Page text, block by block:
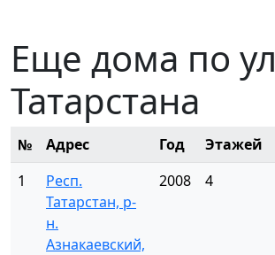
Еще дома по ул
Татарстана
№ Адрес Год Этажей
1
Респ.
Татарстан, р-
н.
Азнакаевский,
2008 4